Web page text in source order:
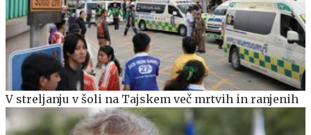
V streljanju v šoli na Tajskem več mrtvih in ranjenih